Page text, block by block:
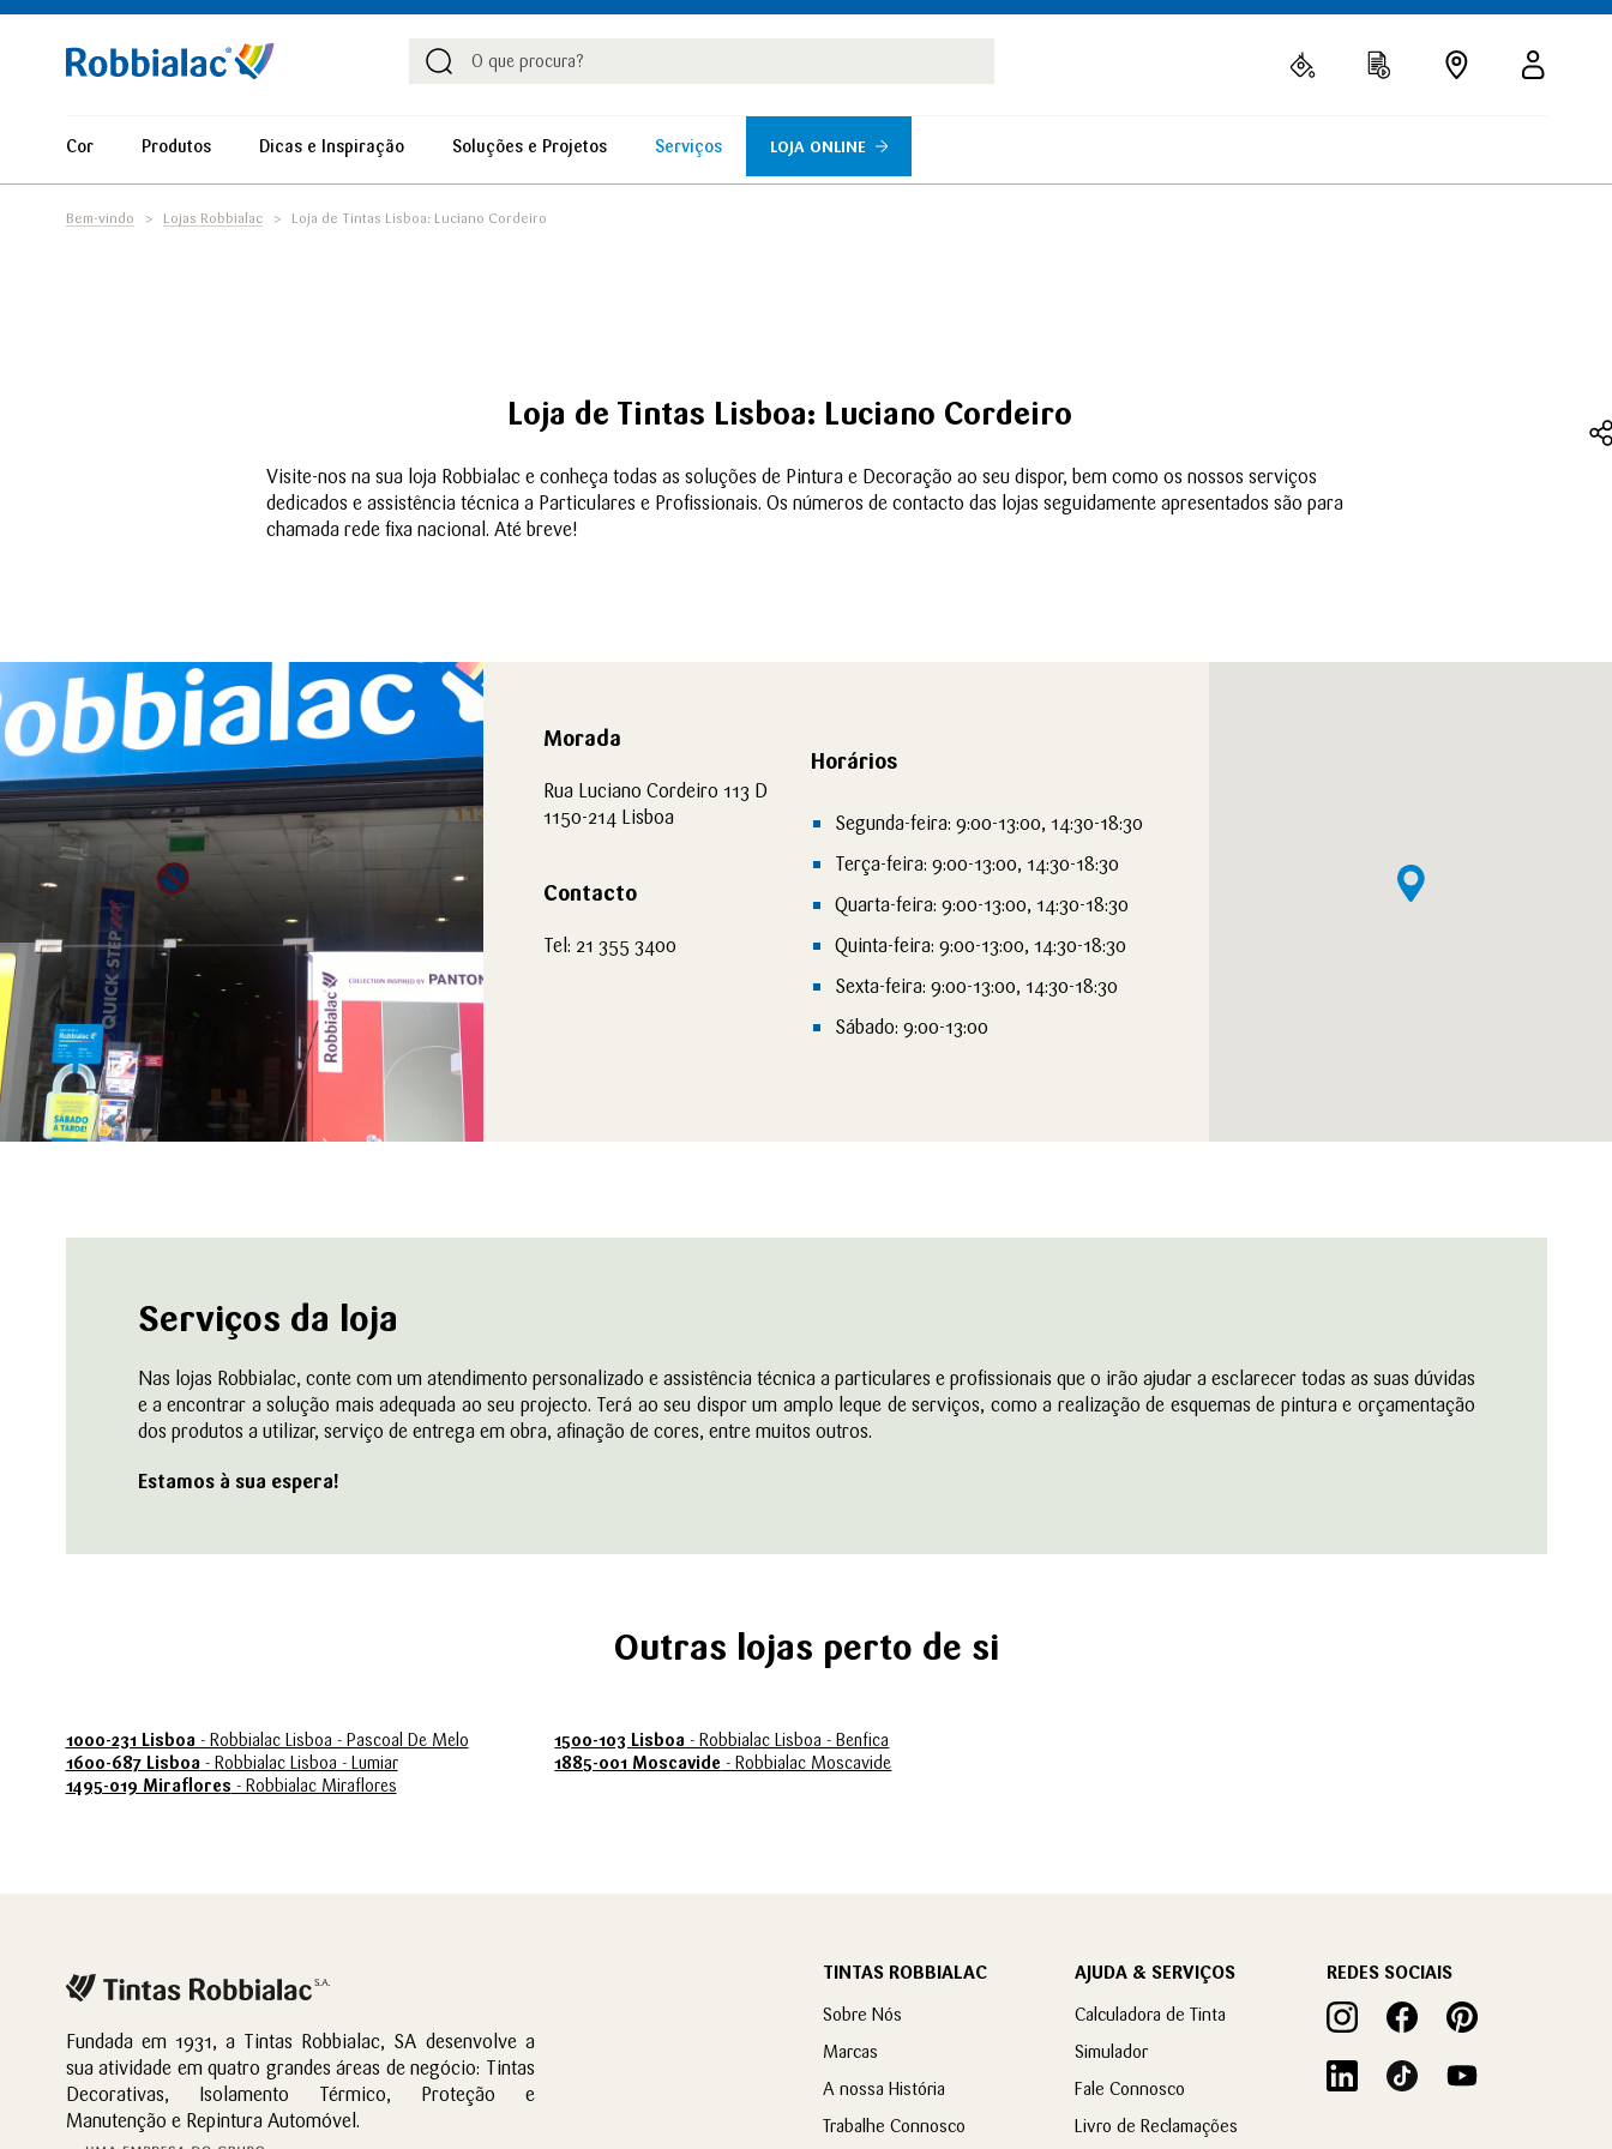
Procurar
Procurar
Cor Produtos Dicas e Inspiração Soluções e Projetos Serviços LOJA ONLINE
Bem-vindo Lojas Robbialac Loja de Tintas Lisboa: Luciano Cordeiro
Loja de Tintas Lisboa: Luciano Cordeiro
Visite-nos na sua loja Robbialac e conheça todas as soluções de Pintura e Decoração ao seu dispor, bem como os nossos serviços
dedicados e assistência técnica a Particulares e Profissionais. Os números de contacto das lojas seguidamente apresentados são para
chamada rede fixa nacional. Até breve!
Morada
Rua Luciano Cordeiro 113 D
1150-214 Lisboa
Contacto
Tel: 21 355 3400
Horários
Segunda-feira: 9:00-13:00, 14:30-18:30
Terça-feira: 9:00-13:00, 14:30-18:30
Quarta-feira: 9:00-13:00, 14:30-18:30
Quinta-feira: 9:00-13:00, 14:30-18:30
Sexta-feira: 9:00-13:00, 14:30-18:30
Sábado: 9:00-13:00
Serviços da loja
Nas lojas Robbialac, conte com um atendimento personalizado e assistência técnica a particulares e profissionais que o irão ajudar a esclarecer todas as suas dúvidas
e a encontrar a solução mais adequada ao seu projecto. Terá ao seu dispor um amplo leque de serviços, como a realização de esquemas de pintura e orçamentação
dos produtos a utilizar, serviço de entrega em obra, afinação de cores, entre muitos outros.
Estamos à sua espera!
Outras lojas perto de si
1000-231 Lisboa- Robbialac Lisboa - Pascoal De Melo 1500-103 Lisboa - Robbialac Lisboa - Benfica
1600-687 Lisboa- Robbialac Lisboa - Lumiar 1885-001 Moscavide - Robbialac Moscavide
1495-019 Miraflores - Robbialac Miraflores
Fundada em 1931, a Tintas Robbialac, SA desenvolve a
sua atividade em quatro grandes áreas de negócio: Tintas
Decorativas, Isolamento Térmico, Proteção e
Manutenção e Repintura Automóvel.
TINTAS ROBBIALAC
Sobre Nós
Marcas
A nossa História
Trabalhe Connosco
AJUDA & SERVIÇOS
Calculadora de Tinta
Simulador
Fale Connosco
Livro de Reclamações
REDES SOCIAIS